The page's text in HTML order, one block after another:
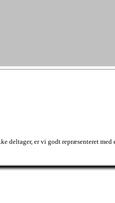
er vi godt repræsenteret med